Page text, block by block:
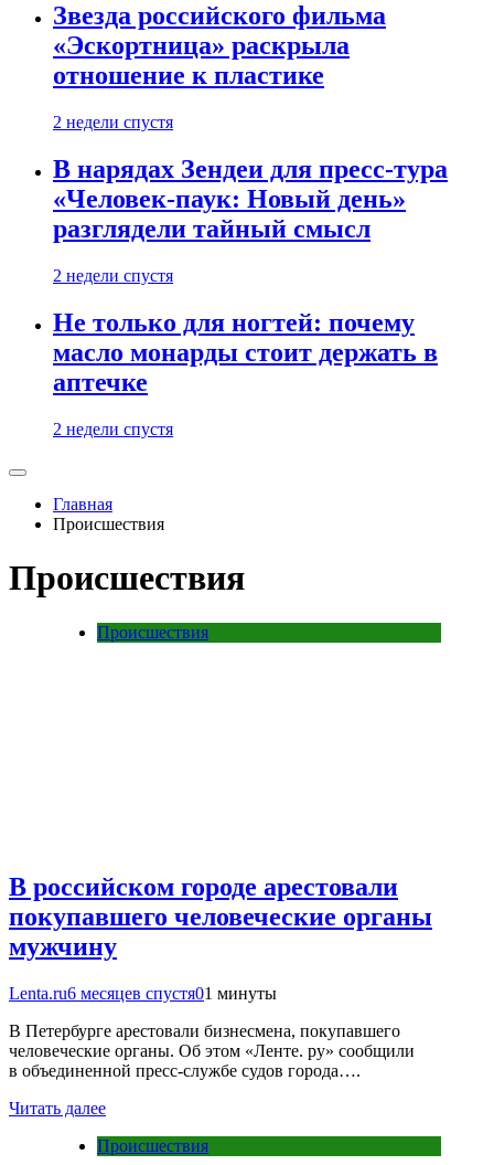
Звезда российского фильма
«Эскортница» раскрыла
отношение к пластике
2 недели спустя
В нарядах Зендеи для пресс-тура
«Человек-паук: Новый день»
разглядели тайный смысл
2 недели спустя
Не только для ногтей: почему
масло монарды стоит держать в
аптечке
2 недели спустя
Главная
Происшествия
Происшествия
Происшествия
В российском городе арестовали
покупавшего человеческие органы
мужчину
Lenta.ru6 месяцев спустя01 минуты
В Петербурге арестовали бизнесмена, покупавшего
человеческие органы. Об этом «Ленте. ру» сообщили
в объединенной пресс-службе судов города….
Читать далее
Происшествия